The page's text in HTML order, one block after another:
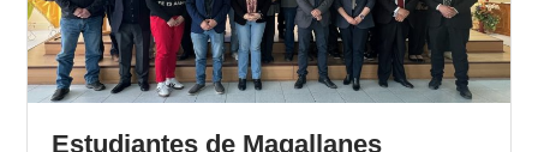
Estudiantes de Magallanes